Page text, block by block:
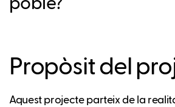
poble?
Propòsit del
Aquest projecte parteix de la